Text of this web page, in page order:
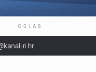
OGLAS
ri.hr